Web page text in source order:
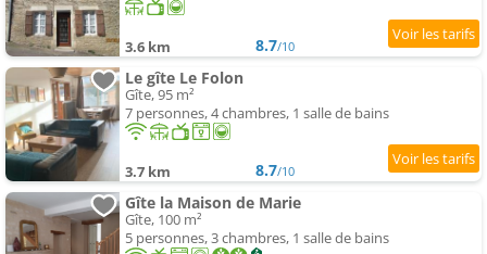
3.6 km 8.7/10
Le gîte Le Folon
Gîte, 95 m²
7 personnes, 4 chambres, 1 salle de bains
3.7 km 8.7/10
Gîte la Maison de Marie
Gîte, 100 m²
5 personnes, 3 chambres, 1 salle de bains